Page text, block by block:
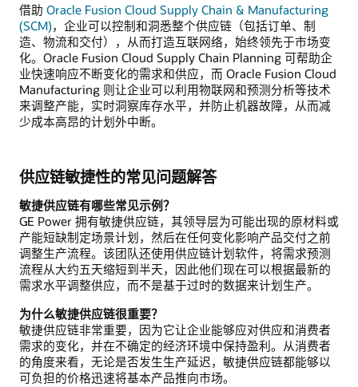
借助 Oracle Fusion Cloud Supply Chain & Manufacturing
(SCM)，企业可以控制和洞悉整个供应链（包括订单、制
造、物流和交付），从而打造互联网络，始终领先于市场变
化。Oracle Fusion Cloud Supply Chain Planning 可帮助企
业快速响应不断变化的需求和供应，而 Oracle Fusion Cloud
Manufacturing 则让企业可以利用物联网和预测分析等技术
来调整产能，实时洞察库存水平，并防止机器故障，从而减
少成本高昂的计划外中断。
供应链敏捷性的常见问题解答
敏捷供应链有哪些常见示例？
GE Power 拥有敏捷供应链，其领导层为可能出现的原材料或
产能短缺制定场景计划，然后在任何变化影响产品交付之前
调整生产流程。该团队还使用供应链计划软件，将需求预测
流程从大约五天缩短到半天，因此他们现在可以根据最新的
需求水平调整供应，而不是基于过时的数据来计划生产。
为什么敏捷供应链很重要？
敏捷供应链非常重要，因为它让企业能够应对供应和消费者
需求的变化，并在不确定的经济环境中保持盈利。从消费者
的角度来看，无论是否发生生产延迟，敏捷供应链都能够以
可负担的价格迅速将基本产品推向市场。